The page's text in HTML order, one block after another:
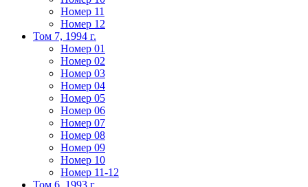
Номер 11
Номер 12
Том 7, 1994 г.
Номер 01
Номер 02
Номер 03
Номер 04
Номер 05
Номер 06
Номер 07
Номер 08
Номер 09
Номер 10
Номер 11-12
Том 6, 1993 г.